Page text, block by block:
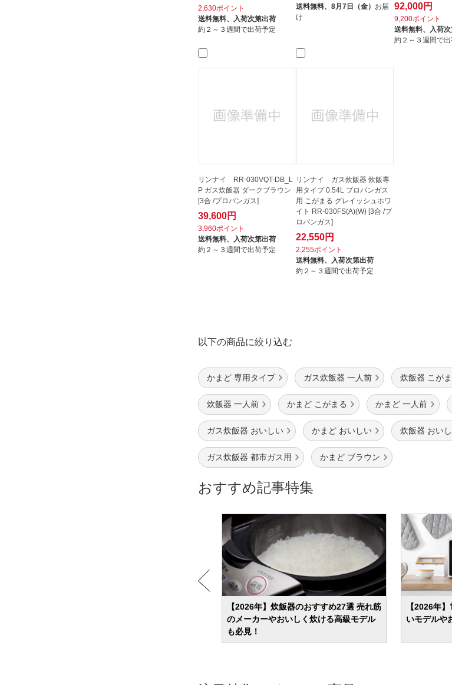
2,630ポイント
送料無料、 入荷次第出荷
約２～３週間で出荷予定
送料無料、8月7日（金） お届
け
92,000円
9,200ポイント
送料無料、 入荷
約２～３週間で出
リンナイ RR-030VQT-DB_L
P ガス炊飯器 ダークブラウン
[3合 /プロパンガス]
39,600円
3,960ポイント
送料無料、 入荷次第出荷
約２～３週間で出荷予定
リンナイ ガス炊飯器 炊飯専
用タイプ 0.54L プロパンガス
用 こがまる グレイッシュホワ
イト RR-030FS(A)(W) [3合 /プ
ロパンガス]
22,550円
2,255ポイント
送料無料、 入荷次第出荷
約２～３週間で出荷予定
以下の商品に絞り込む
かまど 専用タイプ ガス炊飯器 一人前 炊飯器 こが
炊飯器 一人前 かまど こがまる かまど 一人前
ガス炊飯器 おいしい かまど おいしい 炊飯器 おい
ガス炊飯器 都市ガス用 かまど ブラウン
おすすめ記事特集
【2026年】炊飯器のおすすめ27選 売れ筋
のメーカーやおいしく炊ける高級モデル
も必見！
【2026年
いモデルや